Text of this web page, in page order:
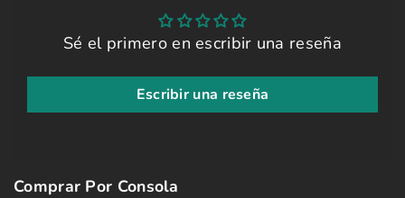
Sé el primero en escribir una reseña
Escribir una reseña
Comprar Por Consola